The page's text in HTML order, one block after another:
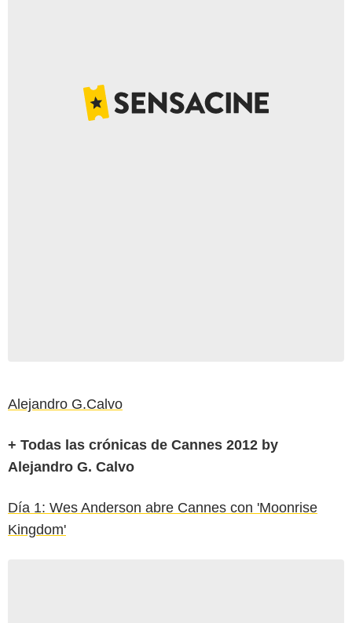
Alejandro G.Calvo
+ Todas las crónicas de Cannes 2012 by
Alejandro G. Calvo
Día 1: Wes Anderson abre Cannes con 'Moonrise
Kingdom'